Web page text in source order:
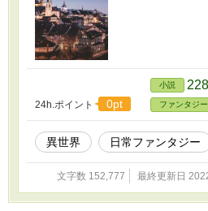
24h.ポイント 0pt
小説
ファンタジー
異世界 日常ファンタジー
文字数 152,777 最終更新日